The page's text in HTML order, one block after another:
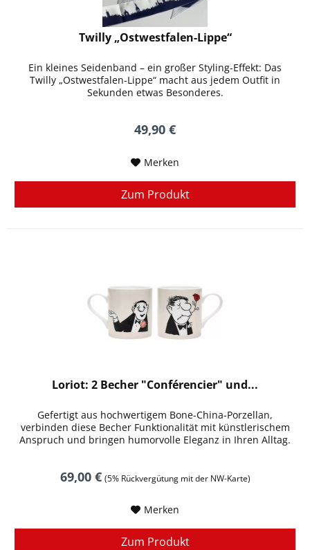
Twilly „Ostwestfalen-Lippe“
Ein kleines Seidenband – ein großer Styling-Effekt: Das
Twilly „Ostwestfalen-Lippe“ macht aus jedem Outfit in
Sekunden etwas Besonderes.
49,90 €
Merken
Zum Produkt
Loriot: 2 Becher "Conférencier" und...
Gefertigt aus hochwertigem Bone-China-Porzellan,
verbinden diese Becher Funktionalität mit künstlerischem
Anspruch und bringen humorvolle Eleganz in Ihren Alltag.
69,00 € (5% Rückvergütung mit der NW-Karte)
Merken
Zum Produkt